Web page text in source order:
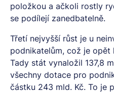
položkou a ačkoli rostly
se podílejí zanedbatelně.
Třetí nejvyšší růst je u
podnikatelům, což je opět
Tady stát vynaložil 137,8
všechny dotace pro
částku 243 mld. Kč. To je